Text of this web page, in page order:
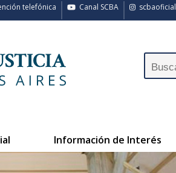
scbaoficial
Canal SCBA
telefónica
Información de Interés